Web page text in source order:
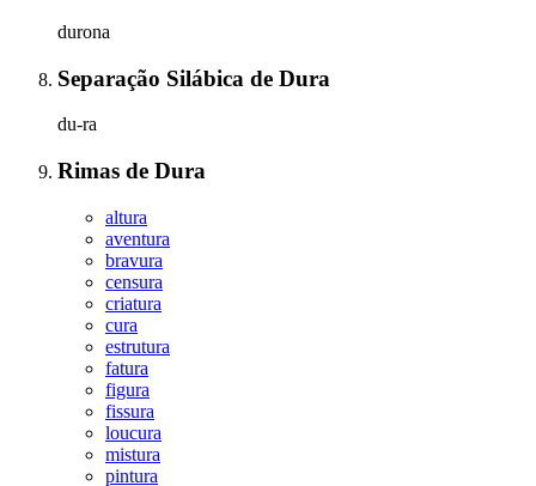
durona
Separação Silábica de Dura
du-ra
Rimas de Dura
altura
aventura
bravura
censura
criatura
cura
estrutura
fatura
figura
fissura
loucura
mistura
pintura